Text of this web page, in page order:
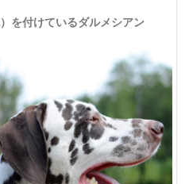
を付けているダルメシアン